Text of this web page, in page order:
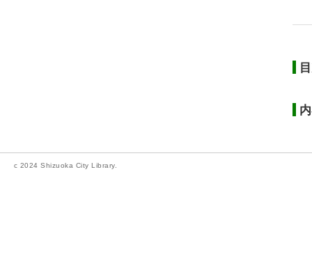
c 2024 Shizuoka City Library.